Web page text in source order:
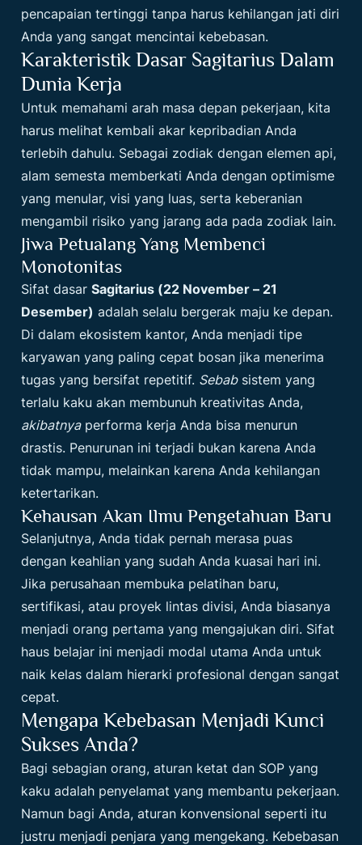
pencapaian tertinggi tanpa harus kehilangan jati diri
Anda yang sangat mencintai kebebasan.
Karakteristik Dasar Sagitarius Dalam
Dunia Kerja
Untuk memahami arah masa depan pekerjaan, kita
harus melihat kembali akar kepribadian Anda
terlebih dahulu. Sebagai zodiak dengan elemen api,
alam semesta memberkati Anda dengan optimisme
yang menular, visi yang luas, serta keberanian
mengambil risiko yang jarang ada pada zodiak lain.
Jiwa Petualang Yang Membenci
Monotonitas
Sifat dasarSagitarius (22 November – 21
Desember) adalah selalu bergerak maju ke depan.
Di dalam ekosistem kantor, Anda menjadi tipe
karyawan yang paling cepat bosan jika menerima
tugas yang bersifat repetitif. Sebabsistem yang
terlalu kaku akan membunuh kreativitas Anda,
akibatnyaperforma kerja Anda bisa menurun
drastis. Penurunan ini terjadi bukan karena Anda
tidak mampu, melainkan karena Anda kehilangan
ketertarikan.
Kehausan Akan Ilmu Pengetahuan Baru
Selanjutnya, Anda tidak pernah merasa puas
dengan keahlian yang sudah Anda kuasai hari ini.
Jika perusahaan membuka pelatihan baru,
sertifikasi, atau proyek lintas divisi, Anda biasanya
menjadi orang pertama yang mengajukan diri. Sifat
haus belajar ini menjadi modal utama Anda untuk
naik kelas dalam hierarki profesional dengan sangat
cepat.
Mengapa Kebebasan Menjadi Kunci
Sukses Anda?
Bagi sebagian orang, aturan ketat dan SOP yang
kaku adalah penyelamat yang membantu pekerjaan.
Namun bagi Anda, aturan konvensional seperti itu
justru menjadi penjara yang mengekang. Kebebasan